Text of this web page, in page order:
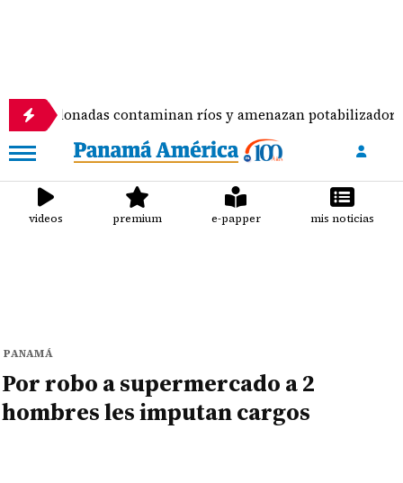
contaminan ríos y amenazan potabilizadora en La
videos premium e-papper mis noticias
PANAMÁ
Por robo a supermercado a 2
hombres les imputan cargos